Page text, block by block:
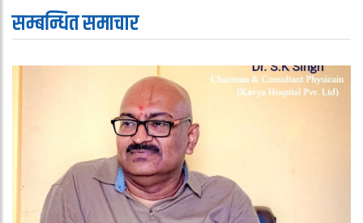
सम्बन्धित समाचार